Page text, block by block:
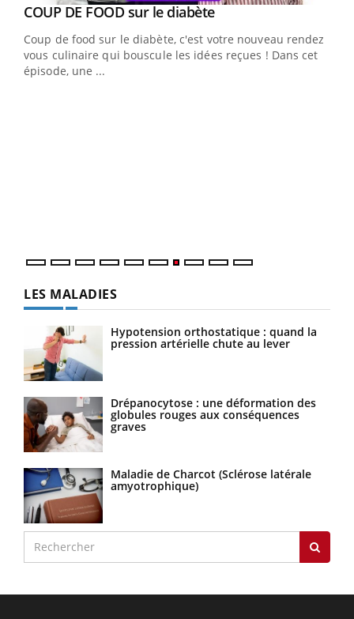
Youtube
COUP DE FOOD sur le diabèteYoutube
Coup de food sur le diabète, c'est votre nouveau rendez-
vous culinaire qui bouscule les idées reçues ! Dans cet
épisode, une ...
LES MALADIES
Hypotension orthostatique : quand la
pression artérielle chute au lever
Drépanocytose : une déformation des
globules rouges aux conséquences
graves
Maladie de Charcot (Sclérose latérale
amyotrophique)